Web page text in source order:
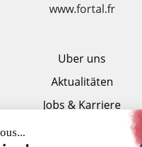
www.fortal.fr
Uber uns
Aktualitäten
Jobs & Karriere